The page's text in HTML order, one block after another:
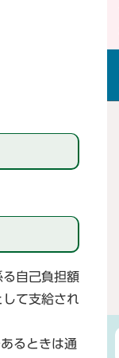
自己負担額
て支給され
るときは通